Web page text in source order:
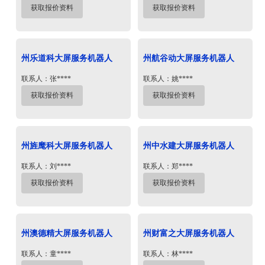
获取报价资料
获取报价资料
州乐道科大屏服务机器人
联系人：张****
获取报价资料
州航谷动大屏服务机器人
联系人：姚****
获取报价资料
州旌麾科大屏服务机器人
联系人：刘****
获取报价资料
州中水建大屏服务机器人
联系人：郑****
获取报价资料
州澳德精大屏服务机器人
联系人：童****
州财富之大屏服务机器人
联系人：林****